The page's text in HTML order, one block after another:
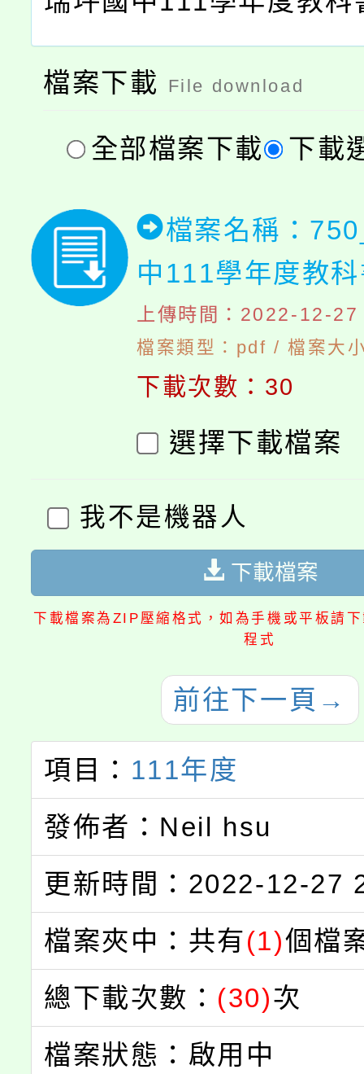
檔案下載 File download
全部檔案下載 下載
檔案名稱：
中111學年度教
上傳時間：2022-12-
檔案類型：pdf / 檔案大
下載次數：30
選擇下載檔案
我不是機器人
下載檔案
下載檔案為ZIP壓縮格式，如為手機或平板請
程式
前往下一頁 →
項目： 111年度
發佈者：Neil hsu
更新時間：2022-12-27
檔案夾中：共有(1)個檔
總下載次數： (30)次
檔案狀態：啟用中